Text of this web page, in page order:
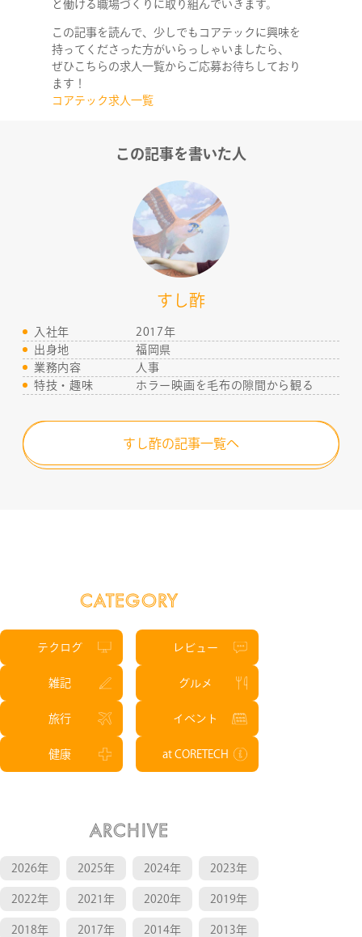
SERVICE
STAFF BLOG
NEWS
CONTACT
RECRUIT
と働ける職場づくりに取り組んでいきます。
この記事を読んで、少しでもコアテックに興味を
持ってくださった方がいらっしゃいましたら、
ぜひこちらの求人一覧からご応募お待ちしており
ます！
コアテック求人一覧
CATEGORY
テクログ レビュー
雑記 グルメ
旅行 イベント
健康 at CORETECH
ARCHIVE
2026年 2025年 2024年 2023年
2022年 2021年 2020年 2019年
2018年 2017年 2014年 2013年
この記事を書いた人
すし酢
入社年
2017年
出身地
福岡県
業務内容
人事
特技・趣味
ホラー映画を毛布の隙間から観る
すし酢の記事一覧へ